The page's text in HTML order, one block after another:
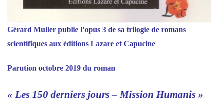
Gérard Muller publie l’opus 3 de sa trilogie de romans
scientifiques aux éditions Lazare et Capucine
Parution octobre 2019 du roman
« Les 150 derniers jours – Mission Humanis »